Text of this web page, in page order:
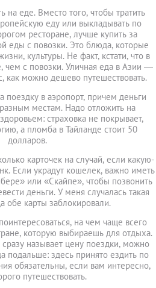
на еде. Вместо того, чтобы тратить
еду или выкладывать по
ресторане, лучше купить за
еды с повозки. Это блюда, которые
культуры. Не факт, кстати, что в
чем с повозки. Уличная еда в Азии —
как можно дешево путешествовать.
поездку в аэропорт, причем деньги
местам. Надо отложить на
страховка не покрывает,
а пломба в Тайланде стоит 50
долларов.
карточек на случай, если какую-
Если украдут кошелек, важно иметь
или «Скайпе», чтобы позвонить
деньги. У меня случалась такая
обе карты заблокировали.
на чем чаще всего
которую выбираешь для отдыха.
сразу называет цену поездки, можно
подальше: здесь принято ездить по
обязательны, если вам интересно,
путешествовать.